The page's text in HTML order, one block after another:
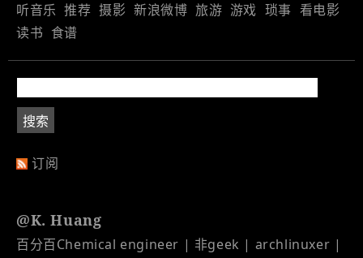
听音乐 推荐 摄影 新浪微博 旅游 游戏 琐事 看电影
读书 食谱
订阅
@K. Huang
百分百Chemical engineer | 非geek | archlinuxer |